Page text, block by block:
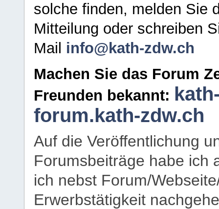
solche finden, melden Sie
Mitteilung oder schreiben
Mail info@kath-zdw.ch
Machen Sie das Forum
Freunden bekannt:
forum.kath-zdw.ch
Auf die Veröffentlichung
Forumsbeiträge habe ich
ich nebst Forum/
Erwerbstätigkeit